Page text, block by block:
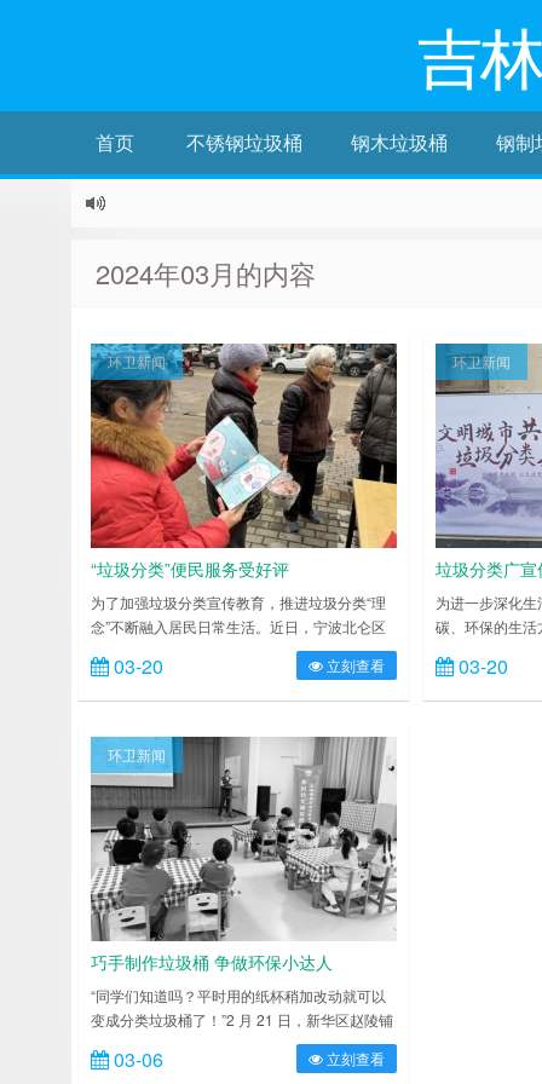
吉
首页 不锈钢垃圾桶 钢木垃圾桶 钢制
2024年03月的内容
环卫新闻
“垃圾分类”便民服务受好评
为了加强垃圾分类宣传教育，推进垃圾分类“理
念”不断融入居民日常生活。近日，宁波北仑区
黄鹂社区结合“学习雷锋传力量 初心便民新风
尚”人亚先锋便民公益集市活动，将垃圾分类宣
传教育带到辖区居民家门口。 活动现场，
序地为居民提供服务。在垃圾分类宣传摊位前，
社区垃圾分类宣讲员向居民发放生活垃圾分类宣
传资料，细致耐心地讲解垃……
03-20 立刻查看
环卫新闻
垃圾分类广
为进一步深化
碳、环保的生
积极性，近日
执法局联合煤
开展垃圾分类
03-20
环卫新闻
巧手制作垃圾桶 争做环保小达人
“同学们知道吗？平时用的纸杯稍加改动就可以
变成分类垃圾桶了！”2 月 21 日，新华区赵陵铺
路街道北郡社区新时代文明实践站联合街道社工
站组织开展“巧手制作垃圾桶 争做环保小达人”垃
03-06 立刻查看